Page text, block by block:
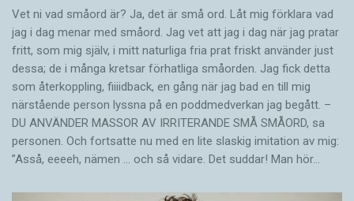
Vet ni vad småord är? Ja, det är små ord. Låt mig förklara vad
jag i dag menar med småord. Jag vet att jag i dag när jag pratar
fritt, som mig själv, i mitt naturliga fria prat friskt använder just
dessa; de i många kretsar förhatliga småorden. Jag fick detta
som återkoppling, fiiiidback, en gång när jag bad en till mig
närstående person lyssna på en poddmedverkan jag begått. –
DU ANVÄNDER MASSOR AV IRRITERANDE SMÅ SMÅORD, sa
personen. Och fortsatte nu med en lite slaskig imitation av mig:
”Asså, eeeeh, nämen … och så vidare. Det suddar! Man hör…